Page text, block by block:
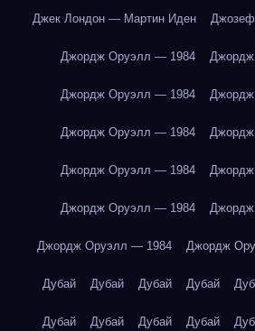
Джек Лондон — Мартин Иден
Джордж Оруэлл — 1984
Джордж Оруэлл — 1984
Джордж Оруэлл — 1984
Джордж Оруэлл — 1984
Джордж Оруэлл — 1984
Джордж Оруэлл — 1984 Джордж
Дубай Дубай Дубай Дубай
Дубай Дубай Дубай Дубай